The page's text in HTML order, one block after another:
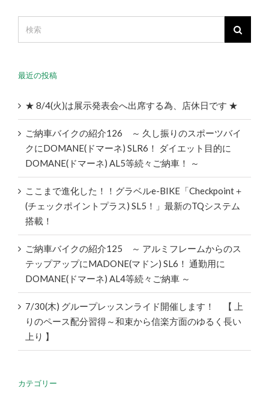
最近の投稿
★ 8/4(火)は展示発表会へ出席する為、店休日です ★
ご納車バイクの紹介126 ～ 久し振りのスポーツバイ
クにDOMANE(ドマーネ) SLR6！ ダイエット目的に
DOMANE(ドマーネ) AL5等続々ご納車！ ～
ここまで進化した！！グラベルe-BIKE「Checkpoint＋
(チェックポイントプラス) SL5！」最新のTQシステム
搭載！
ご納車バイクの紹介125 ～ アルミフレームからのス
テップアップにMADONE(マドン) SL6！ 通勤用に
DOMANE(ドマーネ) AL4等続々ご納車 ～
7/30(木) グループレッスンライド開催します！ 【 上
りのペース配分習得～和束から信楽方面のゆるく長い
上り 】
カテゴリー